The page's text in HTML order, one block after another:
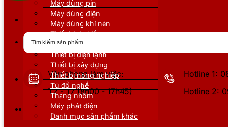
Văn phòng làm việc:
T2 - T7 (8h00 - 17h45)
Hotline 1:
Hotline 2:
Máy dùng pin
Máy dùng điện
Máy dùng khí nén
Thiết bị đo kiểm
Thiết bị nâng đỡ
Thiết bị điện lạnh
Thiết bị xây dựng
Thiết bị nông nghiệp
Tủ đồ nghề
Thang nhôm
Máy phát điện
Danh mục sản phẩm khác